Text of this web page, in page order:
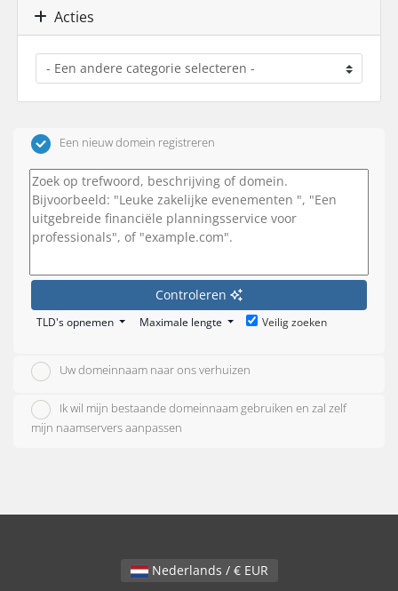
Acties
Een nieuw domein registreren
Controleren
TLD's opnemen Maximale lengte Veilig zoeken
Uw domeinnaam naar ons verhuizen
Ik wil mijn bestaande domeinnaam gebruiken en zal zelf
mijn naamservers aanpassen
Nederlands / € EUR